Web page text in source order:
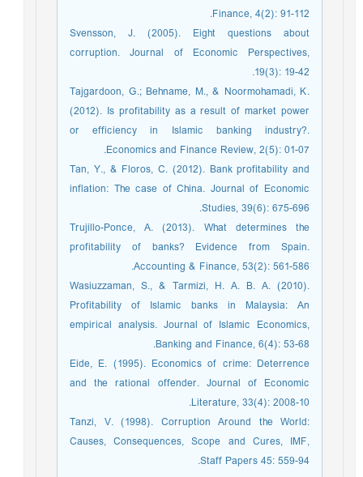
Finance, 4(2): 91-112.
Svensson, J. (2005). Eight questions about
corruption. Journal of Economic Perspectives,
19(3): 19-42.
Tajgardoon, G.; Behname, M., & Noormohamadi, K.
(2012). Is profitability as a result of market power
or efficiency in Islamic banking industry?.
Economics and Finance Review, 2(5): 01-07.
Tan, Y., & Floros, C. (2012). Bank profitability and
inflation: The case of China. Journal of Economic
Studies, 39(6): 675-696.
Trujillo-Ponce, A. (2013). What determines the
profitability of banks? Evidence from Spain.
Accounting & Finance, 53(2): 561-586.
Wasiuzzaman, S., & Tarmizi, H. A. B. A. (2010).
Profitability of Islamic banks in Malaysia: An
empirical analysis. Journal of Islamic Economics,
Banking and Finance, 6(4): 53-68.
Eide, E. (1995). Economics of crime: Deterrence
and the rational offender. Journal of Economic
Literature, 33(4): 2008-10.
Tanzi, V. (1998). Corruption Around the World:
Causes, Consequences, Scope and Cures, IMF,
Staff Papers 45: 559-94.